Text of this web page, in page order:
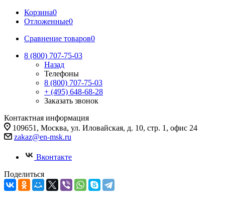
Корзина0
Отложенные0
Сравнение товаров0
8 (800) 707-75-03
Назад
Телефоны
8 (800) 707-75-03
+ (495) 648-68-28
Заказать звонок
Контактная информация
109651, Москва, ул. Иловайская, д. 10, стр. 1, офис 24
zakaz@en-msk.ru
Вконтакте
Поделиться